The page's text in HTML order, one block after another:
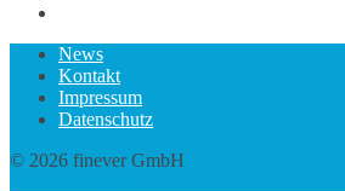
News
Kontakt
Impressum
Datenschutz
© 2026 finever GmbH